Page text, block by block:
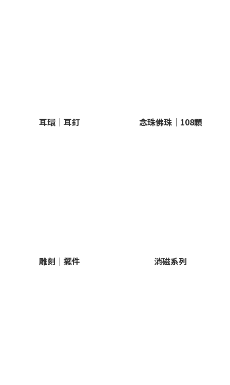
耳環｜耳釘 念珠佛珠｜108顆
雕刻｜擺件 消磁系列